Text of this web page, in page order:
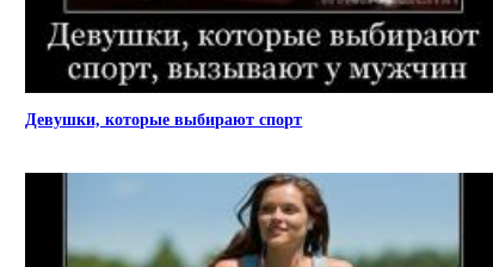
Девушки, которые выбирают спорт